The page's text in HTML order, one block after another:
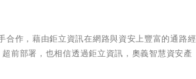
作，藉由鉅立資訊在網路與資安上豐富的通路經
前部署，也相信透過鉅立資訊，奧義智慧資安產